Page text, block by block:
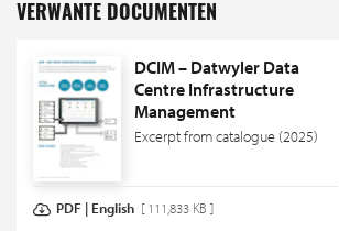
VERWANTE DOCUMENTEN
DCIM – Datwyler Data
Centre Infrastructure
Management
Excerpt from catalogue (2025)
PDF | English [ 111,833 KB ]